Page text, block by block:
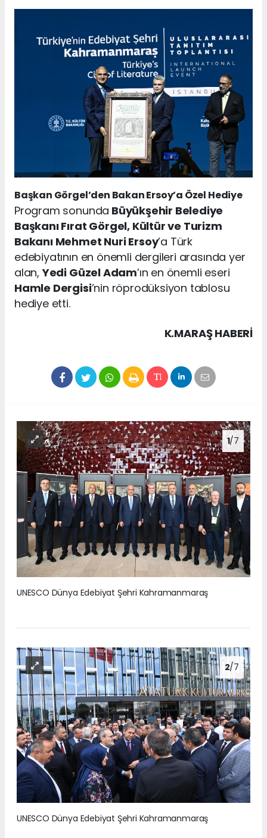
Başkan Görgel’den Bakan Ersoy’a Özel Hediye
Program sonunda Büyükşehir Belediye
Başkanı Fırat Görgel, Kültür ve Turizm
Bakanı Mehmet Nuri Ersoy’a Türk
edebiyatının en önemli dergileri arasında yer
alan,Yedi Güzel Adam’ın en önemli eseri
Hamle Dergisi’nin röprodüksiyon tablosu
hediye etti.
K.MARAŞ HABERİ
1/7
UNESCO Dünya Edebiyat Şehri Kahramanmaraş
2/7
UNESCO Dünya Edebiyat Şehri Kahramanmaraş